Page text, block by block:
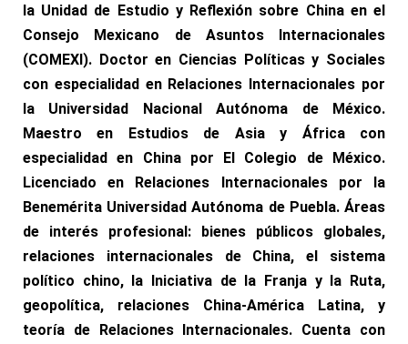
la Unidad de Estudio y Reflexión sobre China en el
Consejo Mexicano de Asuntos Internacionales
(COMEXI). Doctor en Ciencias Políticas y Sociales
con especialidad en Relaciones Internacionales por
la Universidad Nacional Autónoma de México.
Maestro en Estudios de Asia y África con
especialidad en China por El Colegio de México.
Licenciado en Relaciones Internacionales por la
Benemérita Universidad Autónoma de Puebla. Áreas
de interés profesional: bienes públicos globales,
relaciones internacionales de China, el sistema
político chino, la Iniciativa de la Franja y la Ruta,
geopolítica, relaciones China-América Latina, y
teoría de Relaciones Internacionales. Cuenta con